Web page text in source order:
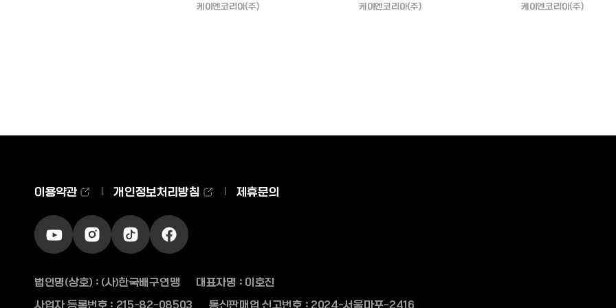
케이엔코리아(주) 케이엔코리아(주) 케이엔코리아(주)
이용약관 개인정보처리방침 제휴문의
유튜브
바로가기
인스타그램
바로가기
틱톡
바로가기
페이스북
바로가기
법인명(상호) : (사)한국배구연맹 대표자명 : 이호진
사업자 등록번호 : 215-82-08503 통신판매업 신고번호 : 2024-서울마포-2416